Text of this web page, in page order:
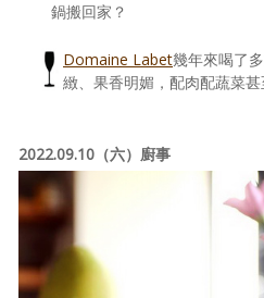
鍋搬回家？
Domaine Labet幾年來喝了
緻、果香明媚，配肉配蔬菜
2022.09.10（六）廚事